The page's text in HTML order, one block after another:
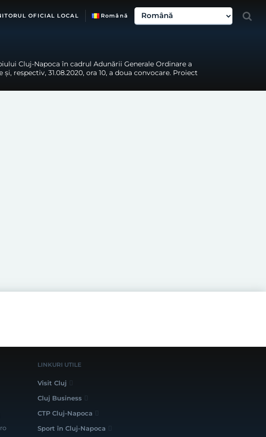
OFICIAL LOCAL Română
Cluj-Napoca în cadrul Adunării Generale Ordinare a
respectiv, 31.08.2020, ora 10, a doua convocare. Proiect
LINKURI UTILE
Visit Cluj
Cluj Business
CTP Cluj-Napoca
Sport în Cluj-Napoca